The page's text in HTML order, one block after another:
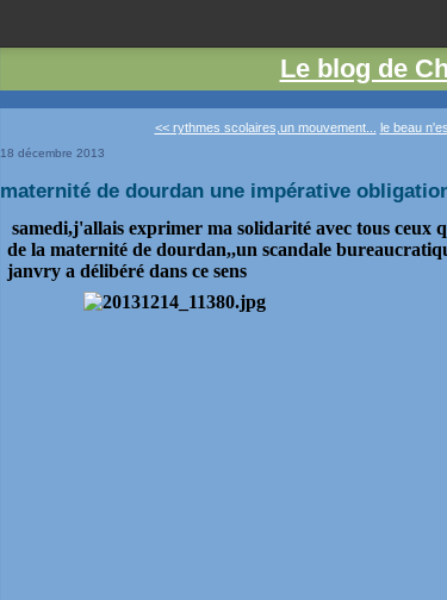
Le blog de
<< rythmes scolaires,un mouvement... le beau
18 décembre 2013
maternité de dourdan une impérative
samedi,j'allais exprimer ma solidarité avec tous ceux
de la maternité de dourdan,,un scandale
janvry a délibéré dans ce sens